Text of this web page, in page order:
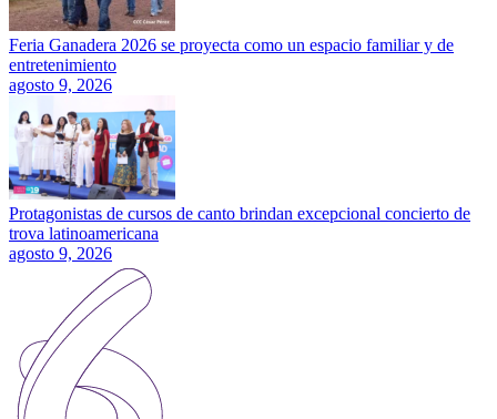
Feria Ganadera 2026 se proyecta como un espacio familiar y de
entretenimiento
agosto 9, 2026
Protagonistas de cursos de canto brindan excepcional concierto de
trova latinoamericana
agosto 9, 2026